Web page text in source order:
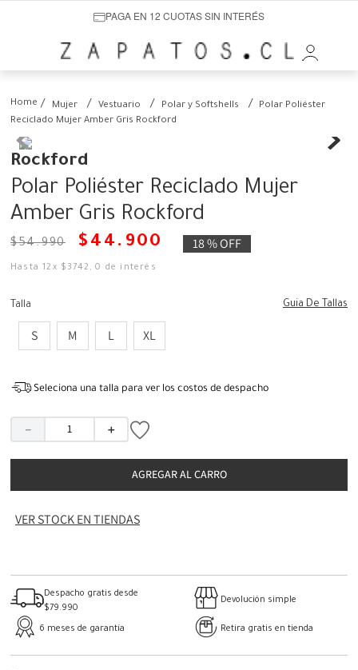
PAGA EN 12 CUOTAS SIN INTERÉS
Mujer Vestuario Polar y Softshells
Polar Poliéster
Reciclado Mujer Amber Gris Rockford
Rockford
Polar Poliéster Reciclado Mujer
Amber Gris Rockford
$54.990 $ 44 . 900 18 %OFF
Hasta12 x $ 3742 ,0 de interés
Talla Guia De Tallas
S M L XL
Seleciona una talla para ver los costos de despacho
＋
－
AGREGAR AL CARRO
VER STOCK EN TIENDAS
Despacho gratis desde
$79.990
Devolución simple
6 meses de garantía Retira gratis en tienda